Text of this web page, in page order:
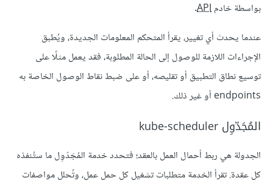
بواسطة خادمAPI
.
عندما يحدث أي تغيير، يقرأ المتحكم المعلومات الجديدة، ويُطبق
الإجراءات اللازمة للوصول إلى الحالة المطلوبة، فقد يعمل مثلًا على
توسيع نطاق التطبيق أو تقليصه، أو على ضبط نقاط الوصول الخاصة به
endpoints أو غير ذلك.
المُجَدّوِل kube-scheduler
الجدولة هي ربط أحمال العمل بالعقد؛ فتحدد خدمة المُجَدّوِل ما ستُنفذه
كل عقدة. تقرأ الخدمة متطلبات تشغيل كل حمل عمل، وتُحلل مواصفات